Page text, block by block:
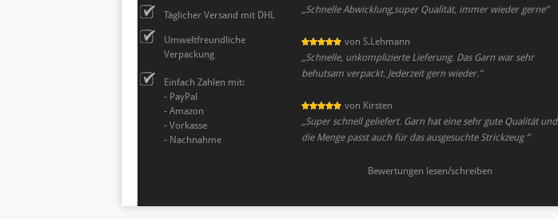
Täglicher Versand mit DHL
Umweltfreundliche
Verpackung
Einfach Zahlen mit:
- PayPal
- Amazon
- Vorkasse
- Nachnahme
„Schnelle Abwicklung,super Qualität, immer wieder gerne”
von S.Lehmann
„Schnelle, unkomplizierte Lieferung. Das Garn war sehr
behutsam verpackt. Jederzeit gern wieder.”
von Kirsten
„Super schnell geliefert. Garn hat eine sehr gute Qualität und
die Menge passt auch für das ausgesuchte Strickzeug ”
Bewertungen lesen/schreiben